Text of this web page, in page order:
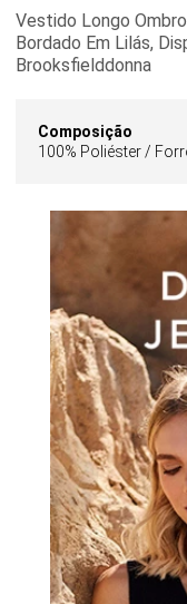
Vestido Longo
Bordado Em Lilás,
Brooksfielddonna
Composição
100% Poliéster /